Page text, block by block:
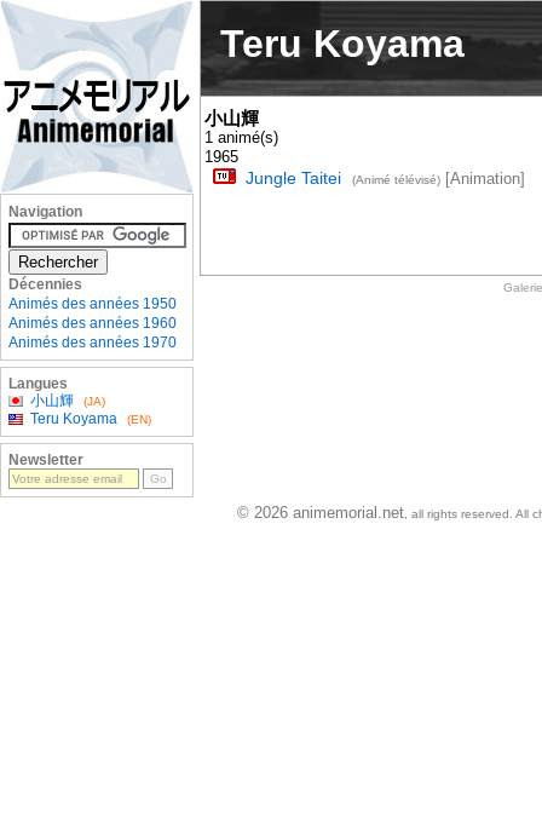
Teru Koyama
小山輝
1 animé(s)
1965
Jungle Taitei (Animé télévisé)[Animation]
Galerie
Navigation
Décennies
Animés des années 1950
Animés des années 1960
Animés des années 1970
Langues
小山輝
(JA)
Teru Koyama (EN)
Newsletter
© 2026 animemorial.net , all rights reserved. All